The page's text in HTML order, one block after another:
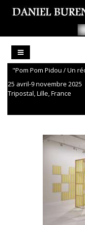
"Pom Pom Pidou / Un
25 avril-9 novembre 2025
Tripostal, Lille, France